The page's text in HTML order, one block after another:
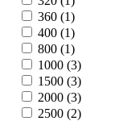
360 (1)
400 (1)
800 (1)
1000 (3)
1500 (3)
2000 (3)
2500 (2)